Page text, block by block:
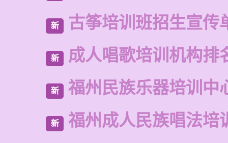
新 古筝培训班招生宣传
新 成人唱歌培训机构排
新 福州民族乐器培训中
新 福州成人民族唱法培